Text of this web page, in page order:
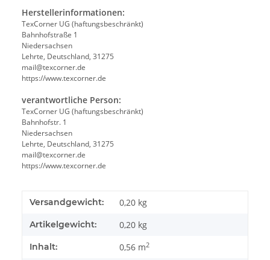
Herstellerinformationen:
TexCorner UG (haftungsbeschränkt)
Bahnhofstraße 1
Niedersachsen
Lehrte, Deutschland, 31275
mail@texcorner.de
https://www.texcorner.de
verantwortliche Person:
TexCorner UG (haftungsbeschränkt)
Bahnhofstr. 1
Niedersachsen
Lehrte, Deutschland, 31275
mail@texcorner.de
https://www.texcorner.de
Versandgewicht: 0,20 kg
Artikelgewicht: 0,20 kg
Inhalt: 0,56 m2